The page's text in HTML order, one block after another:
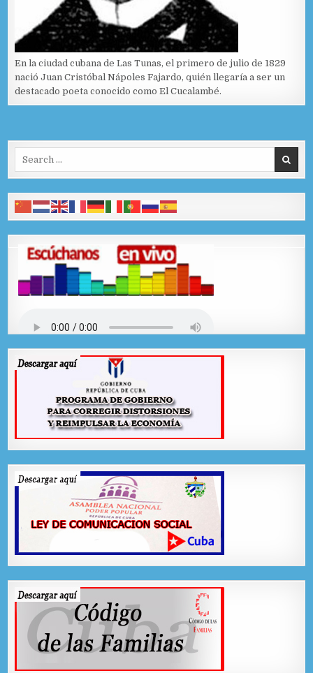
En la ciudad cubana de Las Tunas, el primero de julio de 1829
nació Juan Cristóbal Nápoles Fajardo, quién llegaría a ser un
destacado poeta conocido como El Cucalambé.